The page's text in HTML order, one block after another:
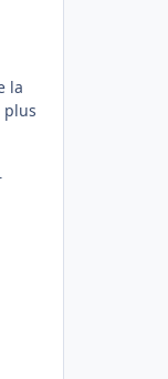
la
plus